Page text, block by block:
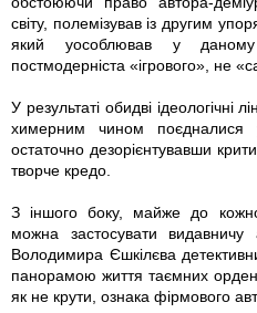
світу, полемізував із другим
який уособлював у
постмодерніста «ігрового», не
У результаті обидві ідеологічні
химерним чином поєдналися
остаточно дезорієнтувавши
творче кредо.
З іншого боку, майже до
можна застосувати
Володимира Єшкілєва
панорамою життя таємних
як не крути, ознака фірмового